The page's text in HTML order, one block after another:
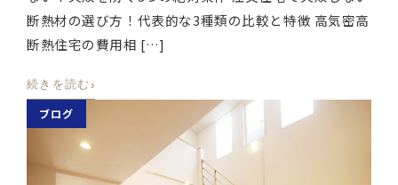
断熱材の選び方！代表的な3種類の比較と特徴 高気密高
断熱住宅の費用相 […]
続きを読む ›
ブログ